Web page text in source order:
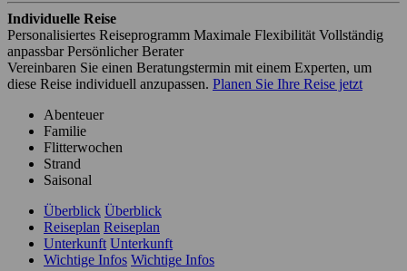
Individuelle Reise
Personalisiertes Reiseprogramm Maximale Flexibilität Vollständig
anpassbar Persönlicher Berater
Vereinbaren Sie einen Beratungstermin mit einem Experten, um
diese Reise individuell anzupassen. Planen Sie Ihre Reise jetzt
Abenteuer
Familie
Flitterwochen
Strand
Saisonal
Überblick Überblick
Reiseplan Reiseplan
Unterkunft Unterkunft
Wichtige Infos Wichtige Infos